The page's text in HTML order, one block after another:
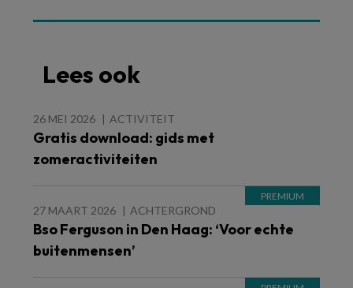
Lees ook
26 MEI 2026 ACTIVITEIT
Gratis download: gids met
zomeractiviteiten
27 MAART 2026 ACHTERGROND
Bso Ferguson in Den Haag: ‘Voor echte
buitenmensen’